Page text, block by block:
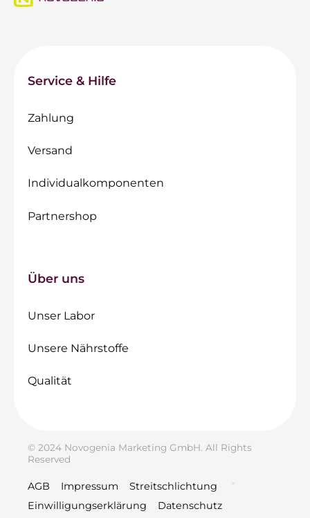
Service & Hilfe
Zahlung
Versand
Individualkomponenten
Partnershop
Über uns
Unser Labor
Unsere Nährstoffe
Qualität
© 2024 Novogenia Marketing GmbH. All Rights
Reserved
AGB Impressum
Streitschlichtung
Einwilligungserklärung
Datenschutz